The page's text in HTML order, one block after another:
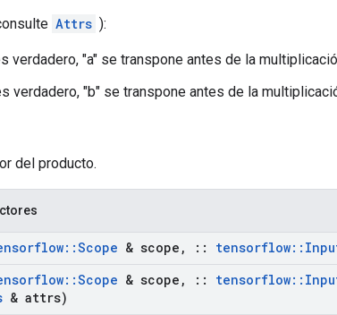
Attrs ):
verdadero, "a" se transpone antes de la
verdadero, "b" se transpone antes de la
del producto.
::Scope & scope , :: tensorflow::
::Scope & scope , :: tensorflow::
& attrs)